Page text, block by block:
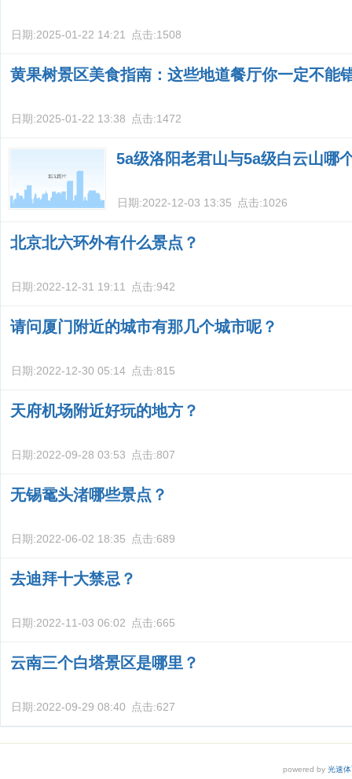
日期:2025-01-22 14:21 点击:1508
黄果树景区美食指南：这些地道餐厅你一定不能
日期:2025-01-22 13:38 点击:1472
5a级洛阳老君山与5a级白云山哪
日期:2022-12-03 13:35 点击:1026
北京北六环外有什么景点？
日期:2022-12-31 19:11 点击:942
请问厦门附近的城市有那几个城市呢？
日期:2022-12-30 05:14 点击:815
天府机场附近好玩的地方？
日期:2022-09-28 03:53 点击:807
无锡鼋头渚哪些景点？
日期:2022-06-02 18:35 点击:689
去迪拜十大禁忌？
日期:2022-11-03 06:02 点击:665
云南三个白塔景区是哪里？
日期:2022-09-29 08:40 点击:627
powered by 光速